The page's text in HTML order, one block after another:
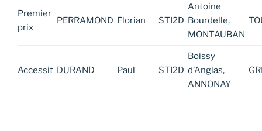
Premier
prix
PERRAMOND Florian STI2D
Antoine
Bourdelle,
MONTAUBAN
Accessit DURAND Paul STI2D
Boissy
d’Anglas,
ANNONAY